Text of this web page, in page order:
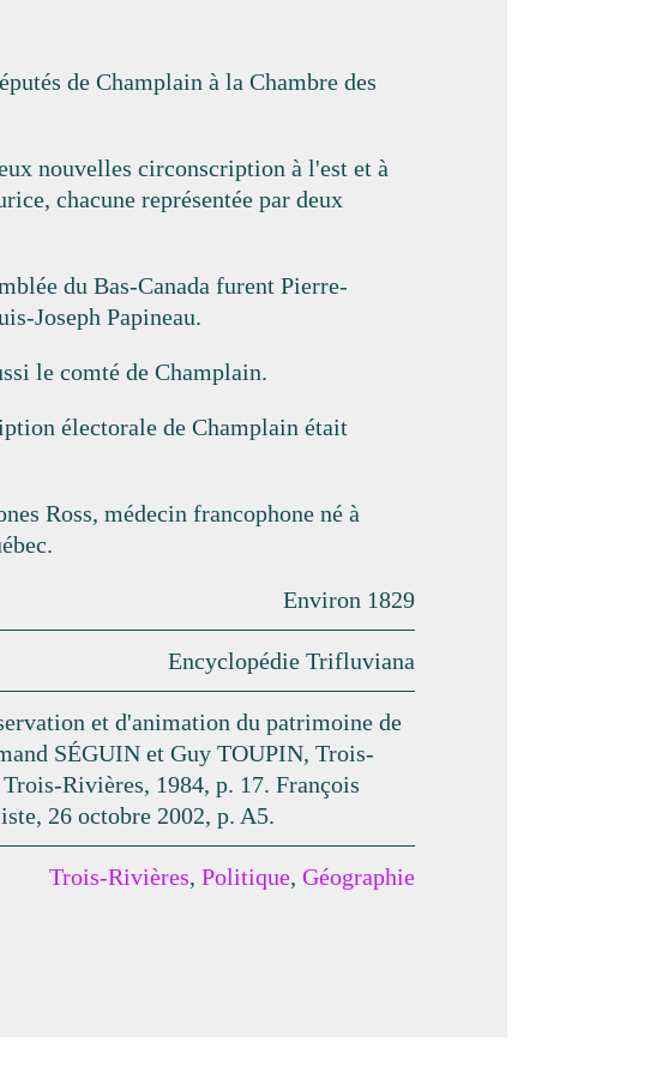
de Champlain à la Chambre des
nouvelles circonscription à l'est et à
chacune représentée par deux
du Bas-Canada furent Pierre-
Joseph Papineau.
le comté de Champlain.
électorale de Champlain était
Ross, médecin francophone né à
Environ 1829
Encyclopédie Trifluviana
et d'animation du patrimoine de
SÉGUIN et Guy TOUPIN, Trois-
Rivières, 1984, p. 17. François
26 octobre 2002, p. A5.
Trois-Rivières, Politique, Géographie